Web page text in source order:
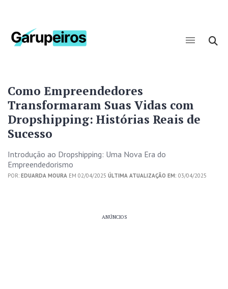
Como Empreendedores
Transformaram Suas Vidas com
Dropshipping: Histórias Reais de
Sucesso
Introdução ao Dropshipping: Uma Nova Era do
Empreendedorismo
POR: EDUARDA MOURA EM 02/04/2025 ÚLTIMA ATUALIZAÇÃO EM: 03/04/2025
ANÚNCIOS